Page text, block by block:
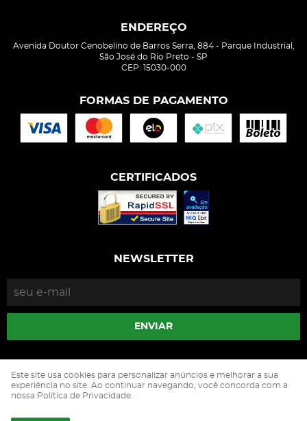
ENDEREÇO
Avenida Doutor Cenobelino de Barros Serra, 884- Parque Industrial,
São José do Rio Preto - SP
CEP: 15030-000
FORMAS DE PAGAMENTO
CERTIFICADOS
NEWSLETTER
ENVIAR
CNPJ: 05.500.229/0002-90
Este site usa cookies para personalizar anúncios e melhorar a sua
experiência no site. Ao continuar navegando, você concorda com a
nossa Política de Privacidade.